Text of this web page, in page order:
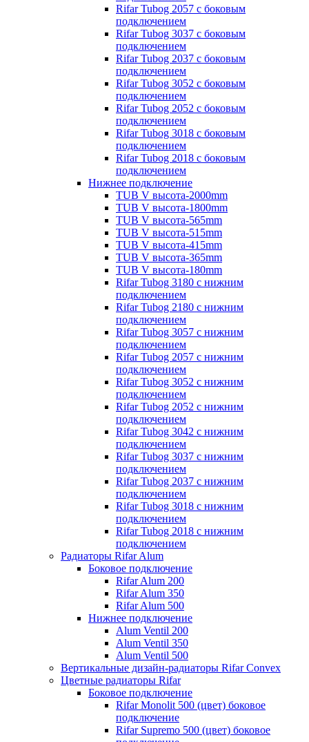
Rifar Tubog 2057 с боковым
подключением
Rifar Tubog 3037 с боковым
подключением
Rifar Tubog 2037 с боковым
подключением
Rifar Tubog 3052 с боковым
подключением
Rifar Tubog 2052 с боковым
подключением
Rifar Tubog 3018 с боковым
подключением
Rifar Tubog 2018 с боковым
подключением
Нижнее подключение
TUB V высота-2000mm
TUB V высота-1800mm
TUB V высота-565mm
TUB V высота-515mm
TUB V высота-415mm
TUB V высота-365mm
TUB V высота-180mm
Rifar Tubog 3180 с нижним
подключением
Rifar Tubog 2180 с нижним
подключением
Rifar Tubog 3057 с нижним
подключением
Rifar Tubog 2057 с нижним
подключением
Rifar Tubog 3052 с нижним
подключением
Rifar Tubog 2052 с нижним
подключением
Rifar Tubog 3042 с нижним
подключением
Rifar Tubog 3037 с нижним
подключением
Rifar Tubog 2037 с нижним
подключением
Rifar Tubog 3018 с нижним
подключением
Rifar Tubog 2018 с нижним
подключением
Радиаторы Rifar Alum
Боковое подключение
Rifar Alum 200
Rifar Alum 350
Rifar Alum 500
Нижнее подключение
Alum Ventil 200
Alum Ventil 350
Alum Ventil 500
Вертикальные дизайн-радиаторы Rifar Convex
Цветные радиаторы Rifar
Боковое подключение
Rifar Monolit 500 (цвет) боковое
подключение
Rifar Supremo 500 (цвет) боковое